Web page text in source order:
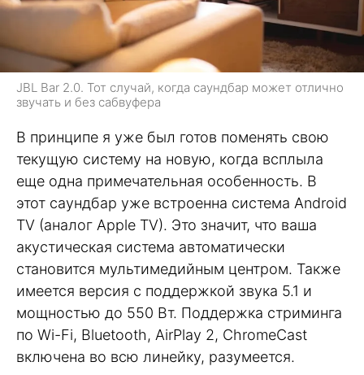
JBL Bar 2.0. Тот случай, когда саундбар может отлично
звучать и без сабвуфера
В принципе я уже был готов поменять свою
текущую систему на новую, когда всплыла
еще одна примечательная особенность. В
этот саундбар уже встроенна система Android
TV (аналог Apple TV). Это значит, что ваша
акустическая система автоматически
становится мультимедийным центром. Также
имеется версия с поддержкой звука 5.1 и
мощностью до 550 Вт. Поддержка стриминга
по Wi-Fi, Bluetooth, AirPlay 2, ChromeCast
включена во всю линейку, разумеется.